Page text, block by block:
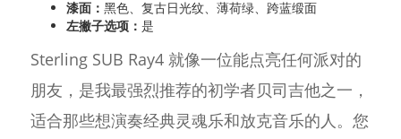
漆面： 黑色、复古日光纹、薄荷绿、跨蓝缎面
左撇子选项： 是
Sterling SUB Ray4 就像一位能点亮任何派对的
朋友，是我最强烈推荐的初学者贝司吉他之一，
适合那些想演奏经典灵魂乐和放克音乐的人。您